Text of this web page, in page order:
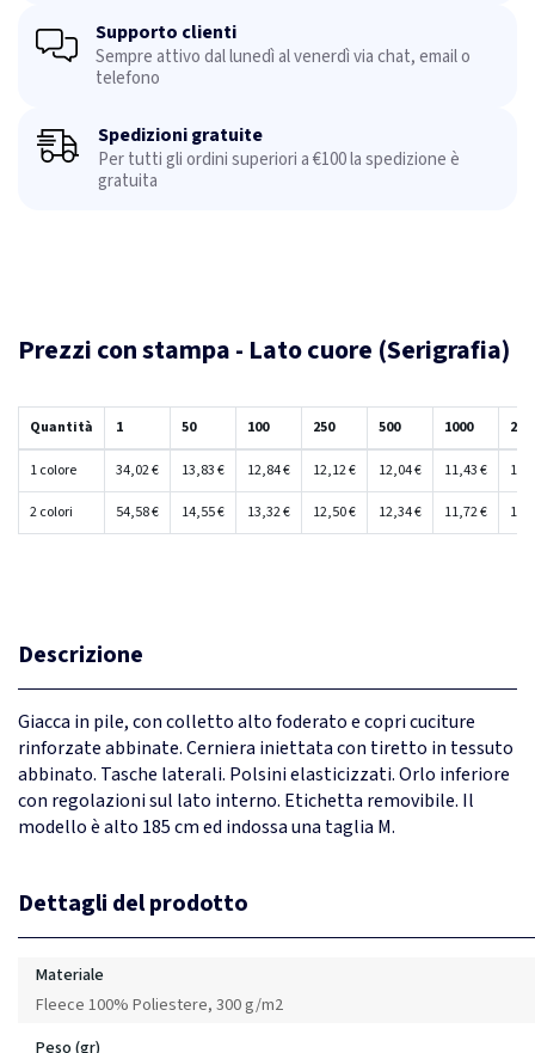
Supporto clienti
Sempre attivo dal lunedì al venerdì via chat, email o
telefono
Spedizioni gratuite
Per tutti gli ordini superiori a €100 la spedizione è
gratuita
Prezzi con stampa - Lato cuore (Serigrafia)
Quantità 1 50 100 250 500 1000
1 colore 34,02 € 13,83 € 12,84 € 12,12 € 12,04 € 11,43 €
2 colori 54,58 € 14,55 € 13,32 € 12,50 € 12,34 € 11,72 €
Descrizione
Giacca in pile, con colletto alto foderato e copri cuciture
rinforzate abbinate. Cerniera iniettata con tiretto in tessuto
abbinato. Tasche laterali. Polsini elasticizzati. Orlo inferiore
con regolazioni sul lato interno. Etichetta removibile. Il
modello è alto 185 cm ed indossa una taglia M.
Dettagli del prodotto
Materiale
Fleece 100% Poliestere, 300 g/m2
Peso (gr)